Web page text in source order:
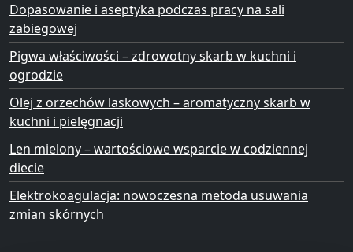
Dopasowanie i aseptyka podczas pracy na sali
zabiegowej
Pigwa właściwości – zdrowotny skarb w kuchni i
ogrodzie
Olej z orzechów laskowych – aromatyczny skarb w
kuchni i pielęgnacji
Len mielony – wartościowe wsparcie w codziennej
diecie
Elektrokoagulacja: nowoczesna metoda usuwania
zmian skórnych